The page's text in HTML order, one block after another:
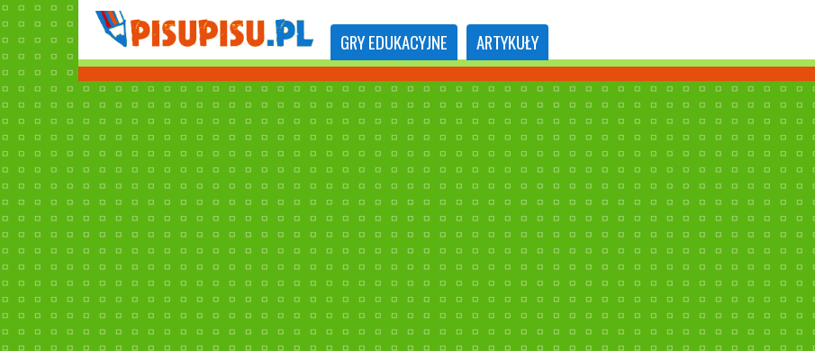
GRYEDUKACYJNE ARTYKUŁY